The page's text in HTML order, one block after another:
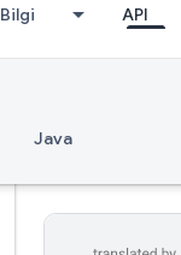
Bilgi API
Java